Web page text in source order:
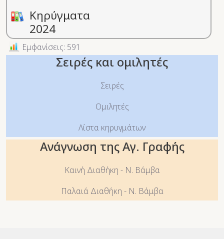
Κηρύγματα
2024
Εμφανίσεις: 591
Σειρές και ομιλητές
Σειρές
Ομιλητές
Λίστα κηρυγμάτων
Ανάγνωση της Αγ. Γραφής
Καινή Διαθήκη - Ν. Βάμβα
Παλαιά Διαθήκη - Ν. Βάμβα